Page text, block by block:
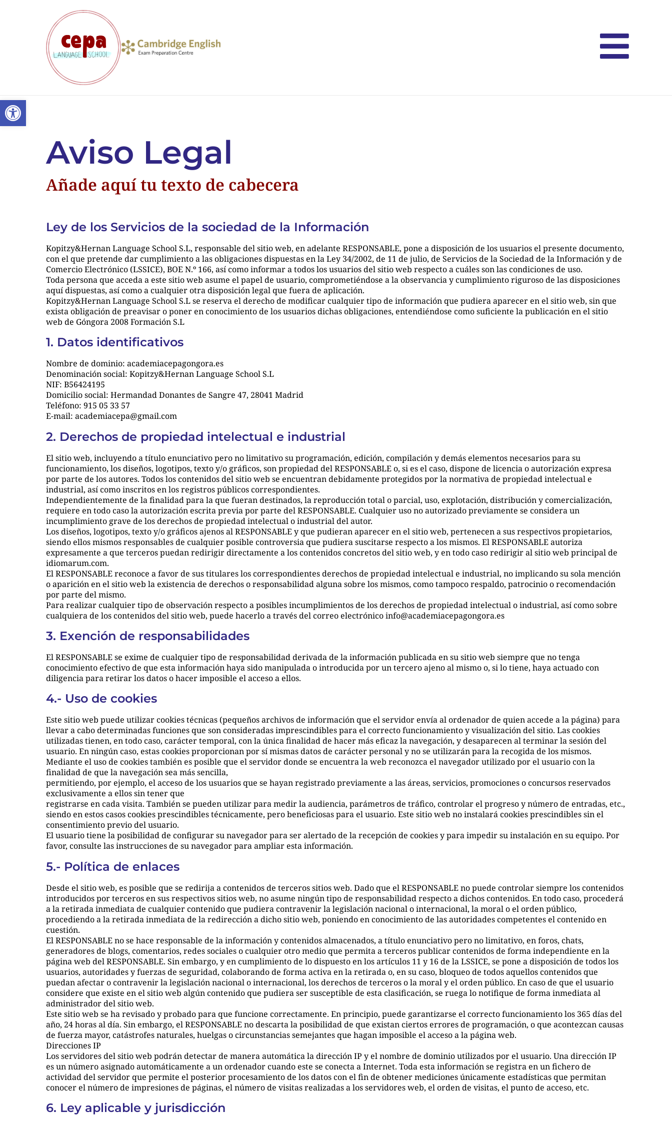
Abrir barra de herramientas
Aviso Legal
Añade aquí tu texto de cabecera
Ley de los Servicios de la sociedad de la Información
Kopitzy&Hernan Language School S.L, responsable del sitio web, en adelante RESPONSABLE, pone a disposición de los usuarios el presente documento,
con el que pretende dar cumplimiento a las obligaciones dispuestas en la Ley 34/2002, de 11 de julio, de Servicios de la Sociedad de la Información y de
Comercio Electrónico (LSSICE), BOE N.º 166, así como informar a todos los usuarios del sitio web respecto a cuáles son las condiciones de uso.
Toda persona que acceda a este sitio web asume el papel de usuario, comprometiéndose a la observancia y cumplimiento riguroso de las disposiciones
aquí dispuestas, así como a cualquier otra disposición legal que fuera de aplicación.
Kopitzy&Hernan Language School S.L se reserva el derecho de modificar cualquier tipo de información que pudiera aparecer en el sitio web, sin que
exista obligación de preavisar o poner en conocimiento de los usuarios dichas obligaciones, entendiéndose como suficiente la publicación en el sitio
web de Góngora 2008 Formación S.L
1. Datos identificativos
Nombre de dominio: academiacepagongora.es
Denominación social: Kopitzy&Hernan Language School S.L
NIF: B56424195
Domicilio social: Hermandad Donantes de Sangre 47, 28041 Madrid
Teléfono: 915 05 33 57
E-mail: academiacepa@gmail.com
2. Derechos de propiedad intelectual e industrial
El sitio web, incluyendo a título enunciativo pero no limitativo su programación, edición, compilación y demás elementos necesarios para su
funcionamiento, los diseños, logotipos, texto y/o gráficos, son propiedad del RESPONSABLE o, si es el caso, dispone de licencia o autorización expresa
por parte de los autores. Todos los contenidos del sitio web se encuentran debidamente protegidos por la normativa de propiedad intelectual e
industrial, así como inscritos en los registros públicos correspondientes.
Independientemente de la finalidad para la que fueran destinados, la reproducción total o parcial, uso, explotación, distribución y comercialización,
requiere en todo caso la autorización escrita previa por parte del RESPONSABLE. Cualquier uso no autorizado previamente se considera un
incumplimiento grave de los derechos de propiedad intelectual o industrial del autor.
Los diseños, logotipos, texto y/o gráficos ajenos al RESPONSABLE y que pudieran aparecer en el sitio web, pertenecen a sus respectivos propietarios,
siendo ellos mismos responsables de cualquier posible controversia que pudiera suscitarse respecto a los mismos. El RESPONSABLE autoriza
expresamente a que terceros puedan redirigir directamente a los contenidos concretos del sitio web, y en todo caso redirigir al sitio web principal de
idiomarum.com.
El RESPONSABLE reconoce a favor de sus titulares los correspondientes derechos de propiedad intelectual e industrial, no implicando su sola mención
o aparición en el sitio web la existencia de derechos o responsabilidad alguna sobre los mismos, como tampoco respaldo, patrocinio o recomendación
por parte del mismo.
Para realizar cualquier tipo de observación respecto a posibles incumplimientos de los derechos de propiedad intelectual o industrial, así como sobre
cualquiera de los contenidos del sitio web, puede hacerlo a través del correo electrónico info@academiacepagongora.es
3. Exención de responsabilidades
El RESPONSABLE se exime de cualquier tipo de responsabilidad derivada de la información publicada en su sitio web siempre que no tenga
conocimiento efectivo de que esta información haya sido manipulada o introducida por un tercero ajeno al mismo o, si lo tiene, haya actuado con
diligencia para retirar los datos o hacer imposible el acceso a ellos.
4.- Uso de cookies
Este sitio web puede utilizar cookies técnicas (pequeños archivos de información que el servidor envía al ordenador de quien accede a la página) para
llevar a cabo determinadas funciones que son consideradas imprescindibles para el correcto funcionamiento y visualización del sitio. Las cookies
utilizadas tienen, en todo caso, carácter temporal, con la única finalidad de hacer más eficaz la navegación, y desaparecen al terminar la sesión del
usuario. En ningún caso, estas cookies proporcionan por sí mismas datos de carácter personal y no se utilizarán para la recogida de los mismos.
Mediante el uso de cookies también es posible que el servidor donde se encuentra la web reconozca el navegador utilizado por el usuario con la
finalidad de que la navegación sea más sencilla,
permitiendo, por ejemplo, el acceso de los usuarios que se hayan registrado previamente a las áreas, servicios, promociones o concursos reservados
exclusivamente a ellos sin tener que
registrarse en cada visita. También se pueden utilizar para medir la audiencia, parámetros de tráfico, controlar el progreso y número de entradas, etc.,
siendo en estos casos cookies prescindibles técnicamente, pero beneficiosas para el usuario. Este sitio web no instalará cookies prescindibles sin el
consentimiento previo del usuario.
El usuario tiene la posibilidad de configurar su navegador para ser alertado de la recepción de cookies y para impedir su instalación en su equipo. Por
favor, consulte las instrucciones de su navegador para ampliar esta información.
5.- Política de enlaces
Desde el sitio web, es posible que se redirija a contenidos de terceros sitios web. Dado que el RESPONSABLE no puede controlar siempre los contenidos
introducidos por terceros en sus respectivos sitios web, no asume ningún tipo de responsabilidad respecto a dichos contenidos. En todo caso, procederá
a la retirada inmediata de cualquier contenido que pudiera contravenir la legislación nacional o internacional, la moral o el orden público,
procediendo a la retirada inmediata de la redirección a dicho sitio web, poniendo en conocimiento de las autoridades competentes el contenido en
cuestión.
El RESPONSABLE no se hace responsable de la información y contenidos almacenados, a título enunciativo pero no limitativo, en foros, chats,
generadores de blogs, comentarios, redes sociales o cualquier otro medio que permita a terceros publicar contenidos de forma independiente en la
página web del RESPONSABLE. Sin embargo, y en cumplimiento de lo dispuesto en los artículos 11 y 16 de la LSSICE, se pone a disposición de todos los
usuarios, autoridades y fuerzas de seguridad, colaborando de forma activa en la retirada o, en su caso, bloqueo de todos aquellos contenidos que
puedan afectar o contravenir la legislación nacional o internacional, los derechos de terceros o la moral y el orden público. En caso de que el usuario
considere que existe en el sitio web algún contenido que pudiera ser susceptible de esta clasificación, se ruega lo notifique de forma inmediata al
administrador del sitio web.
Este sitio web se ha revisado y probado para que funcione correctamente. En principio, puede garantizarse el correcto funcionamiento los 365 días del
año, 24 horas al día. Sin embargo, el RESPONSABLE no descarta la posibilidad de que existan ciertos errores de programación, o que acontezcan causas
de fuerza mayor, catástrofes naturales, huelgas o circunstancias semejantes que hagan imposible el acceso a la página web.
Direcciones IP
Los servidores del sitio web podrán detectar de manera automática la dirección IP y el nombre de dominio utilizados por el usuario. Una dirección IP
es un número asignado automáticamente a un ordenador cuando este se conecta a Internet. Toda esta información se registra en un fichero de
actividad del servidor que permite el posterior procesamiento de los datos con el fin de obtener mediciones únicamente estadísticas que permitan
conocer el número de impresiones de páginas, el número de visitas realizadas a los servidores web, el orden de visitas, el punto de acceso, etc.
6. Ley aplicable y jurisdicción